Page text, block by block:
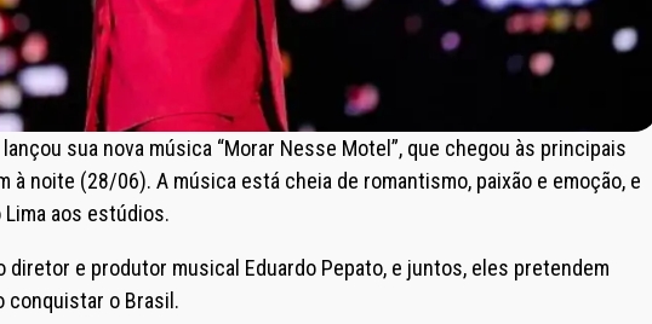
sua nova música “Morar Nesse Motel”, que chegou às principais
à noite (28/06). A música está cheia de romantismo, paixão e emoção, e
aos estúdios.
diretor e produtor musical Eduardo Pepato, e juntos, eles pretendem
conquistar o Brasil.